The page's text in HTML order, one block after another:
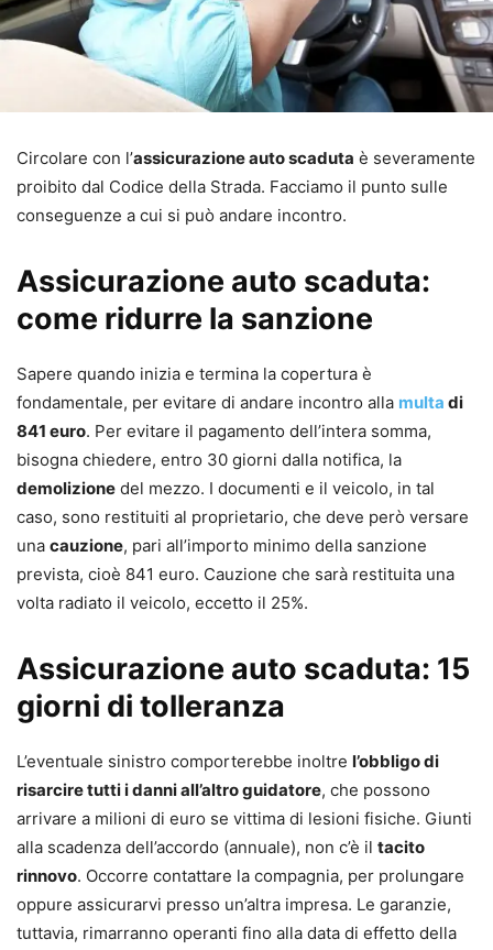
Circolare con l’assicurazione auto scaduta è severamente
proibito dal Codice della Strada. Facciamo il punto sulle
conseguenze a cui si può andare incontro.
Assicurazione auto scaduta:
come ridurre la sanzione
Sapere quando inizia e termina la copertura è
fondamentale, per evitare di andare incontro alla multa di
841 euro. Per evitare il pagamento dell’intera somma,
bisogna chiedere, entro 30 giorni dalla notifica, la
demolizione del mezzo. I documenti e il veicolo, in tal
caso, sono restituiti al proprietario, che deve però versare
una cauzione, pari all’importo minimo della sanzione
prevista, cioè 841 euro. Cauzione che sarà restituita una
volta radiato il veicolo, eccetto il 25%.
Assicurazione auto scaduta: 15
giorni di tolleranza
L’eventuale sinistro comporterebbe inoltre l’obbligo di
risarcire tutti i danni all’altro guidatore, che possono
arrivare a milioni di euro se vittima di lesioni fisiche. Giunti
alla scadenza dell’accordo (annuale), non c’è il tacito
rinnovo. Occorre contattare la compagnia, per prolungare
oppure assicurarvi presso un’altra impresa. Le garanzie,
tuttavia, rimarranno operanti fino alla data di effetto della